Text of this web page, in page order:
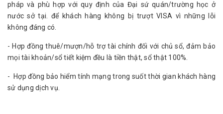
pháp và phù hợp với quy định của Đại sứ quán/trường học ở
nước sở tại. để khách hàng không bị trượt VISA vì những lỗi
không đáng có.
- Hợp đồng thuê/mượn/hỗ trợ tài chính đối với chủ sổ, đảm bảo
mọi tài khoản/sổ tiết kiệm đều là tiền thật, sổ thật 100%.
- Hợp đồng bảo hiểm tính mạng trong suốt thời gian khách hàng
sử dụng dịch vụ.